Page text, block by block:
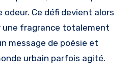
Ce défi devient alors
une fragrance totalement
message de poésie et
urbain parfois agité.